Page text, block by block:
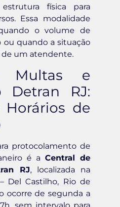
física para
Essa modalidade
o volume de
quando a situação
um atendente.
Multas e
Detran RJ:
Horários de
protocolamento de
é a Central de
RJ, localizada na
Del Castilho, Rio de
ocorre de segunda a